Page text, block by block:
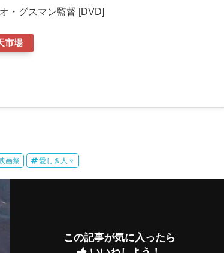
・グスマン監督 [DVD]
市場
画祭 愛しき人々
この記事が気に入ったら